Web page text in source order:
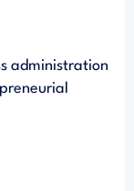
administration